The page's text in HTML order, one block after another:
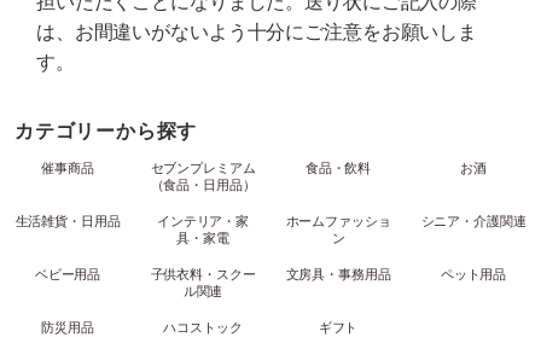
は、お間違いがないよう十分にご注意をお願いしま
す。
カテゴリーから探す
催事商品
セブンプレミアム
（食品・日用品）
食品・飲料 お酒
生活雑貨・日用品
インテリア・家
具・家電
ホームファッショ
ン
シニア・介護関連
ベビー用品
子供衣料・スクー
ル関連
文房具・事務用品 ペット用品
防災用品 ハコストック ギフト